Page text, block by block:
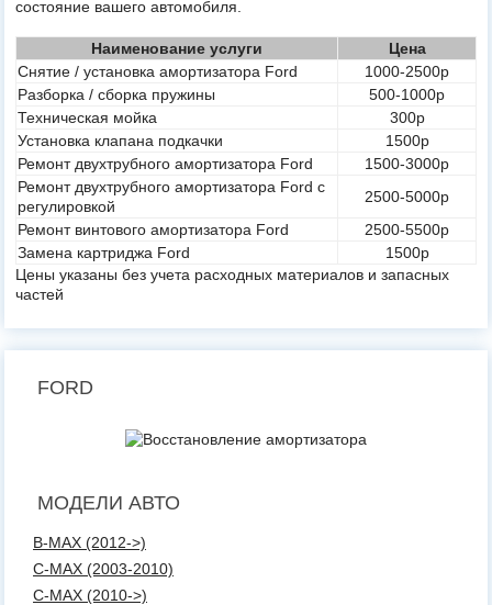
состояние вашего автомобиля.
Наименование услуги
Цена
Снятие / установка амортизатора Ford
1000-2500р
Разборка / сборка пружины
500-1000р
Техническая мойка
300р
Установка клапана подкачки
1500р
Ремонт двухтрубного амортизатора Ford
1500-3000р
Ремонт двухтрубного амортизатора Ford с
регулировкой
2500-5000р
Ремонт винтового амортизатора Ford
2500-5500р
Замена картриджа Ford
1500р
Цены указаны без учета расходных материалов и запасных
частей
FORD
МОДЕЛИ АВТО
B-MAX (2012->)
C-MAX (2003-2010)
C-MAX (2010->)